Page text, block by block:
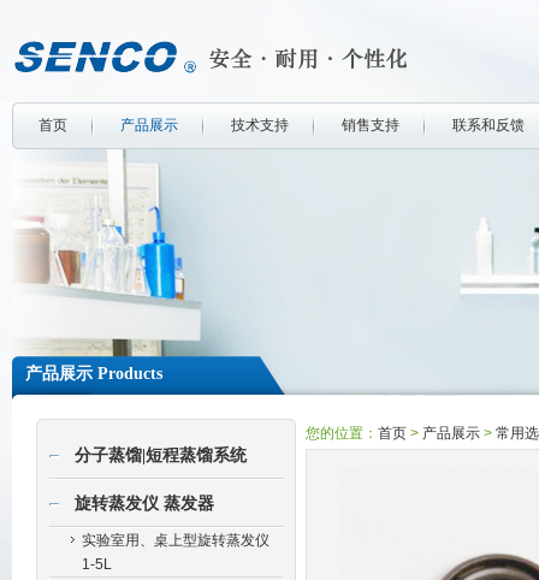
首页 产品展示 技术支持 销售支持 联系和反馈
产品展示 Products
分子蒸馏|短程蒸馏系统
旋转蒸发仪 蒸发器
实验室用、桌上型旋转蒸发仪
1-5L
您的位置： 首页 > 产品展示 > 常用